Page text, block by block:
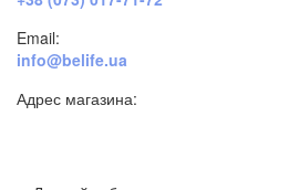
Email:
info@belife.ua
Адрес магазина: